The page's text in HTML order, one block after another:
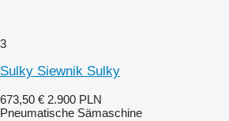
3
Sulky Siewnik Sulky
673,50 € 2.900 PLN
Pneumatische Sämaschine